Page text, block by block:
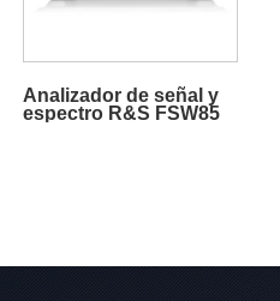
Analizador de señal y
espectro R&S FSW85